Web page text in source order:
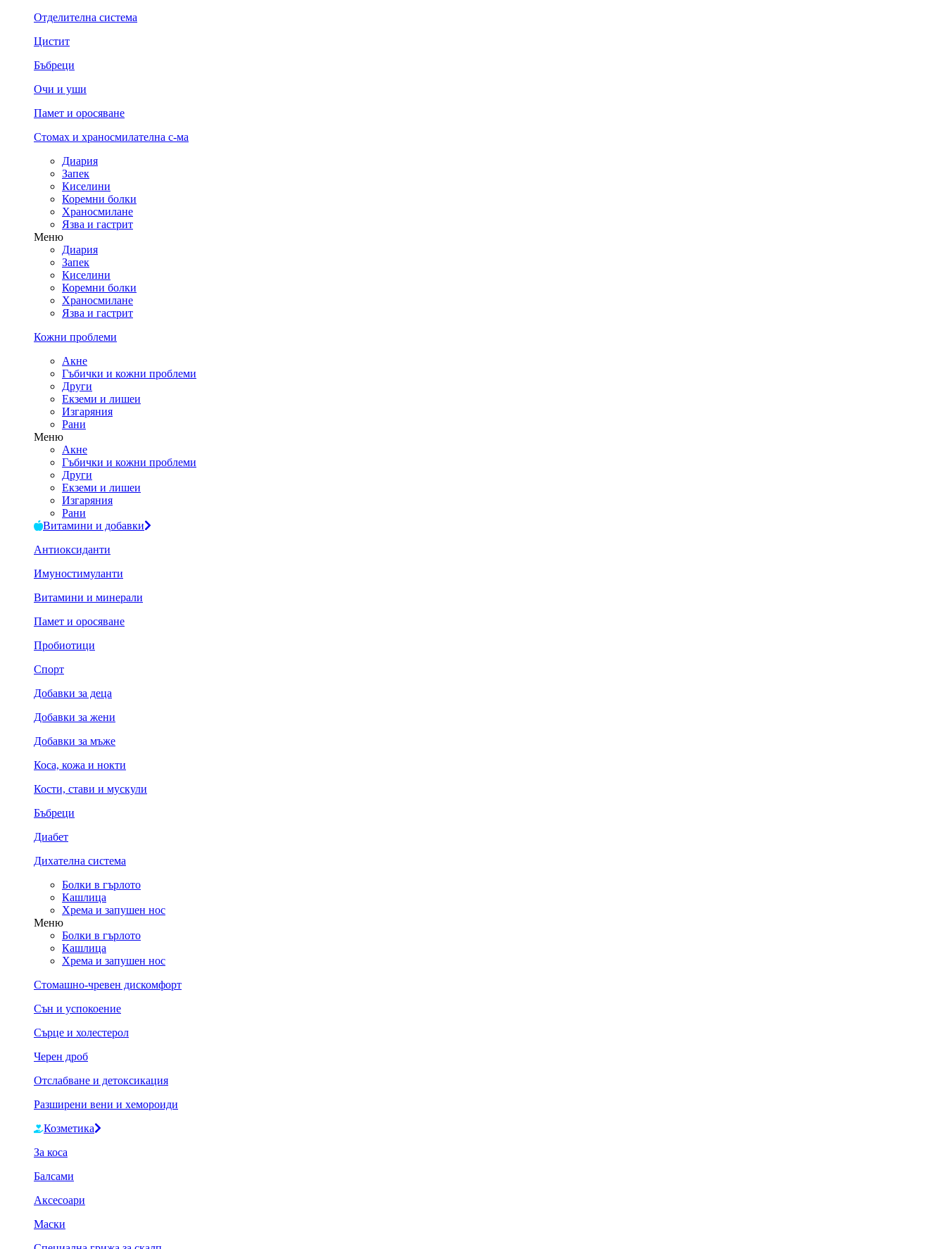
Отделителна система
Цистит
Бъбреци
Очи и уши
Памет и оросяване
Стомах и храносмилателна с-ма
Диария
Запек
Киселини
Коремни болки
Храносмилане
Язва и гастрит
Меню
Диария
Запек
Киселини
Коремни болки
Храносмилане
Язва и гастрит
Кожни проблеми
Акне
Гъбички и кожни проблеми
Други
Екземи и лишеи
Изгаряния
Рани
Меню
Акне
Гъбички и кожни проблеми
Други
Екземи и лишеи
Изгаряния
Рани
Витамини и добавки
Антиоксиданти
Имуностимуланти
Витамини и минерали
Памет и оросяване
Пробиотици
Спорт
Добавки за деца
Добавки за жени
Добавки за мъже
Коса, кожа и нокти
Кости, стави и мускули
Бъбреци
Диабет
Дихателна система
Болки в гърлото
Кашлица
Хрема и запушен нос
Меню
Болки в гърлото
Кашлица
Хрема и запушен нос
Стомашно-чревен дискомфорт
Сън и успокоение
Сърце и холестерол
Черен дроб
Отслабване и детоксикация
Разширени вени и хемороиди
Козметика
За коса
Балсами
Аксесоари
Маски